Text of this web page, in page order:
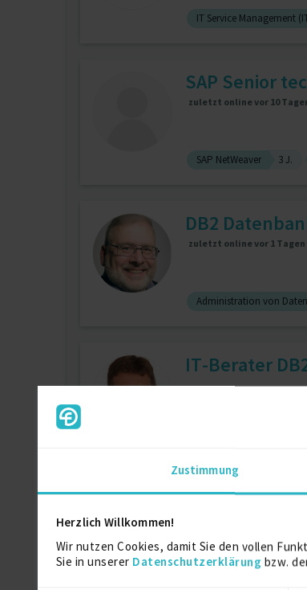
Zustimmung
Herzlich Willkommen!
Wir nutzen Cookies, damit Sie den vollen
Sie in unserer Datenschutzerklärung bzw.
IT Service Management
SAP Senior
zuletzt online vor 10
SAP NetWeaver 3 J.
DB2
zuletzt online vor 1 Tagen
Administration von
IT-Berater